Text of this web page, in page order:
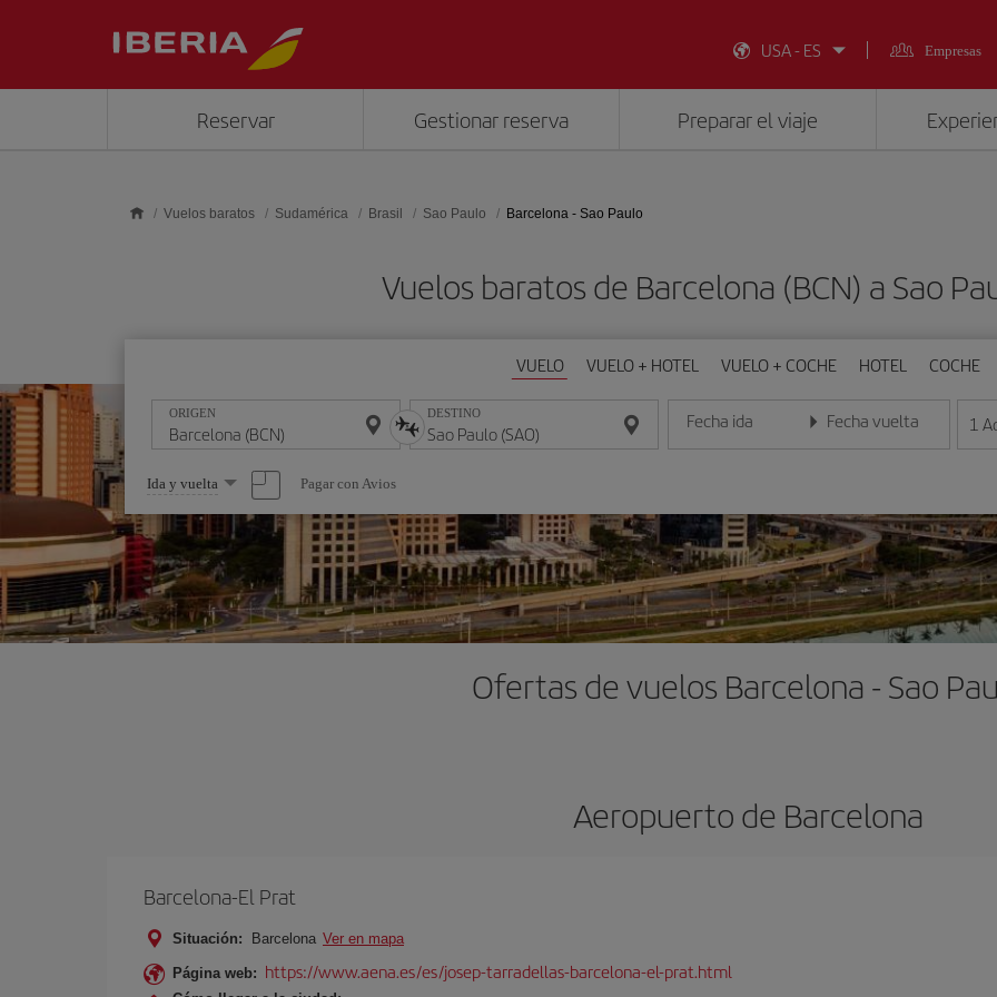
USA - ES
Empresas
Reservar Gestionar reserva Preparar el viaje
Vuelos baratos Sudamérica Brasil Sao Paulo Barcelona - Sao Paulo
Vuelos baratos de Barcelona (BCN) a Sao
VUELO VUELO + HOTEL VUELO + COCHE HOTEL COCHE
ORIGEN DESTINO Fecha ida
Introduce la fecha en formato día/mes/año
Fecha vuelta
Introduce la fecha en 1
Seleccione
una
opción
Ida y vuelta Pagar con Avios
Ofertas de vuelos Barcelona - Sao
Aeropuerto de Barcelona
Barcelona-El Prat
Situación: Barcelona Ver en mapa
Página web: https://www.aena.es/es/josep-tarradellas-barcelona-el-prat.html